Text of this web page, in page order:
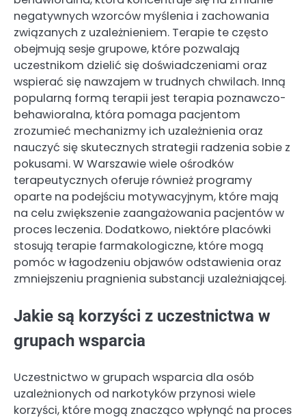
negatywnych wzorców myślenia i zachowania
związanych z uzależnieniem. Terapie te często
obejmują sesje grupowe, które pozwalają
uczestnikom dzielić się doświadczeniami oraz
wspierać się nawzajem w trudnych chwilach. Inną
popularną formą terapii jest terapia poznawczo-
behawioralna, która pomaga pacjentom
zrozumieć mechanizmy ich uzależnienia oraz
nauczyć się skutecznych strategii radzenia sobie z
pokusami. W Warszawie wiele ośrodków
terapeutycznych oferuje również programy
oparte na podejściu motywacyjnym, które mają
na celu zwiększenie zaangażowania pacjentów w
proces leczenia. Dodatkowo, niektóre placówki
stosują terapie farmakologiczne, które mogą
pomóc w łagodzeniu objawów odstawienia oraz
zmniejszeniu pragnienia substancji uzależniającej.
Jakie są korzyści z uczestnictwa w
grupach wsparcia
Uczestnictwo w grupach wsparcia dla osób
uzależnionych od narkotyków przynosi wiele
korzyści, które mogą znacząco wpłynąć na proces